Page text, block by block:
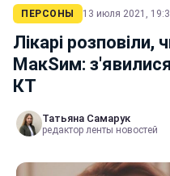
ПЕРСОНЫ 13 июля 2021,
Лікарі розповіли,
МакSим:
КТ
Татьяна Самарук
редактор ленты новостей